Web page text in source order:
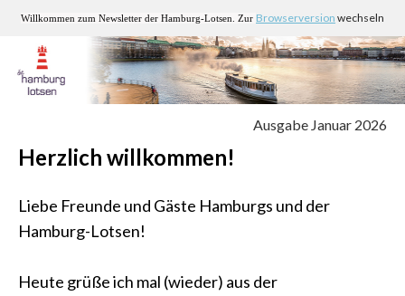
Willkommen zum Newsletter der Hamburg-Lotsen. Zur Browserversion wechseln
Ausgabe Januar 2026
Herzlich willkommen!
Liebe Freunde und Gäste Hamburgs und der
Hamburg-Lotsen!
Heute grüße ich mal (wieder) aus der